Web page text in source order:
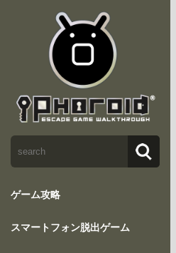
ゲーム攻略
スマートフォン脱出ゲーム